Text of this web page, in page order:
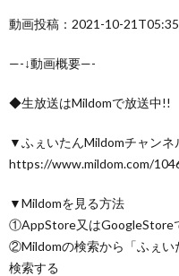
動画投稿：2021-10-
—-↓動画概要—-
◆生放送はMildomで放送中!!
▼ふぇいたんMildomチャンネ
https://www.mildom.com/
▼Mildomを見る方法
①AppStore又はGoogleStore
②Mildomの検索から「ふぇい
検索する